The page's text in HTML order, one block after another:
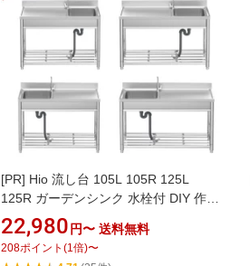
[PR] Hio 流し台 105L 105R 125L
125R ガーデンシンク 水栓付 DIY 作業
台 収納棚付 庭 外付けシンク 高さ キッ
チン 台所 栓 屋外 掃除 簡易 シンク タ
オル掛け ホース 蛇口付 高さ調節 調理
22,980 円〜 送料無料
208ポイント (1倍)〜